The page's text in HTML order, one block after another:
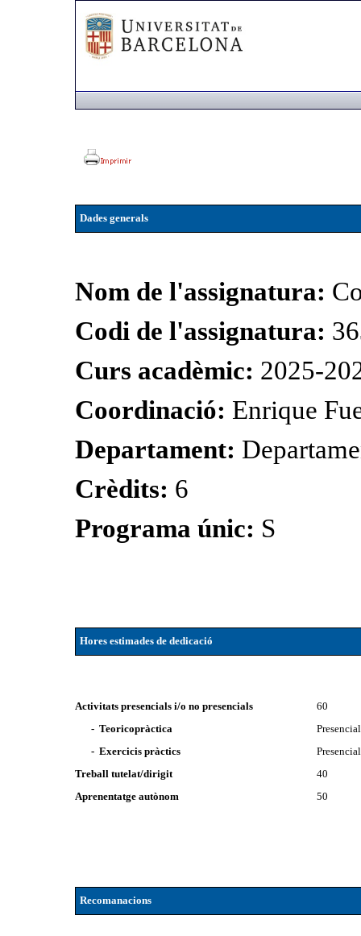
Dades generals
Nom de l'assignatura:
Codi de l'assignatura:
Curs acadèmic: 2025-
Coordinació: Enrique
Departament:
Crèdits: 6
Programa únic: S
Hores estimades de dedicació
Activitats presencials i/o no presencials
60
- Teoricopràctica
Presencial
- Exercicis pràctics
Presencial
Treball tutelat/dirigit
40
Aprenentatge autònom
50
Recomanacions